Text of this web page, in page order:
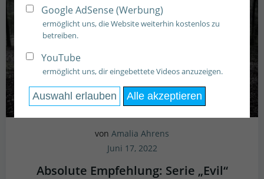
von Amalia Ahrens
Juni 17, 2022
Absolute Empfehlung: Serie „Evil“
Google AdSense (Werbung)
ermöglicht uns, die Website weiterhin kostenlos zu
betreiben.
YouTube
ermöglicht uns, dir eingebettete Videos anzuzeigen.
Auswahl erlauben Alle akzeptieren